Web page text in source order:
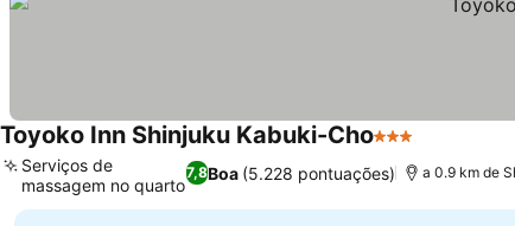
Toyoko Inn Shinjuku Kabuki-Cho3 Estrelas
7,8Boa (5.228 pontuações)
Serviços de
massagem no quarto
a 0.9 km de